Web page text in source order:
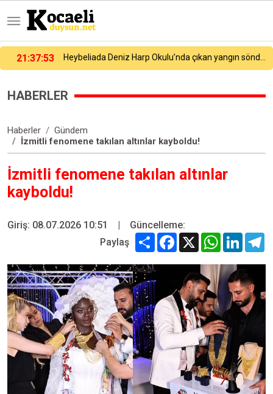
21:27:54 Galatasaray yeni sezon hazırlıklarına devam ediyor
HABERLER
Haberler
Gündem
İzmitli fenomene takılan altınlar kayboldu!
İzmitli fenomene takılan altınlar
kayboldu!
Giriş: 08.07.2026 10:51 |
Güncelleme:
Paylaş
Share Facebook
X WhatsApp